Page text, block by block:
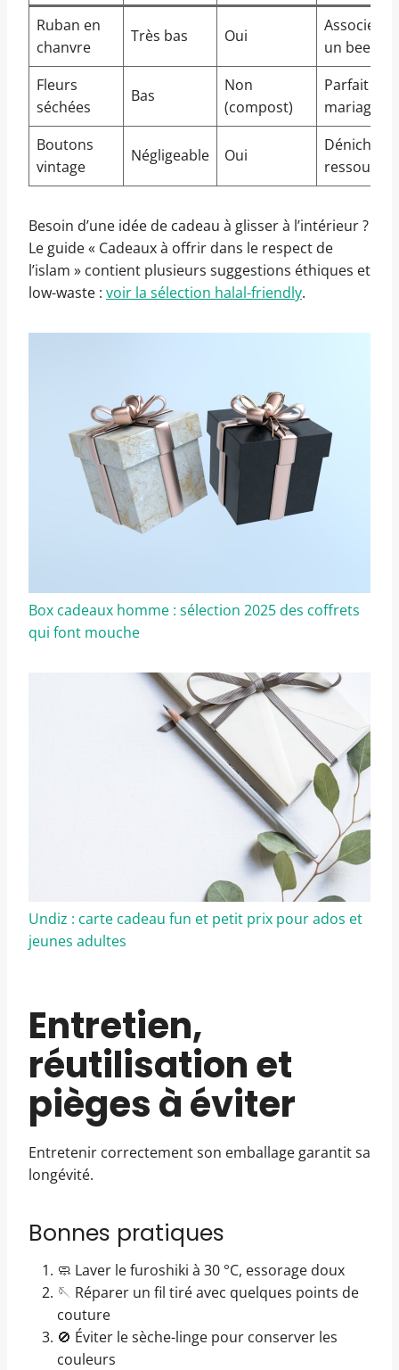
Ruban en
chanvre
Très bas Oui
Associer à
un
Fleurs
séchées
Bas
Non
(compost)
Parfait
mariages
Boutons
vintage
Négligeable Oui
Dénichés
Besoin d’une idée de cadeau à glisser à l’intérieur ?
Le guide « Cadeaux à offrir dans le respect de
l’islam » contient plusieurs suggestions éthiques et
low-waste : voir la sélection halal-friendly.
Box cadeaux homme : sélection 2025 des coffrets
qui font mouche
Undiz : carte cadeau fun et petit prix pour ados et
jeunes adultes
Entretien,
réutilisation et
pièges à éviter
Entretenir correctement son emballage garantit sa
longévité.
Bonnes pratiques
🧼 Laver le furoshiki à 30 °C, essorage doux
🪡 Réparer un fil tiré avec quelques points de
couture
🚫 Éviter le sèche-linge pour conserver les
couleurs